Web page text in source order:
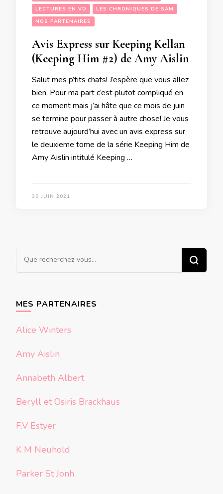
LECTURES EN VO
LES CHRONIQUES DE SAM
NOS PARTENAIRES
Avis Express sur Keeping Kellan
(Keeping Him #2) de Amy Aislin
Salut mes p’tits chats! J’espère que vous allez
bien. Pour ma part c’est plutot compliqué en
ce moment mais j’ai hâte que ce mois de juin
se termine pour passer à autre chose! Je vous
retrouve aujourd’hui avec un avis express sur
le deuxieme tome de la série Keeping Him de
Amy Aislin intitulé Keeping …
30 JUIN 2021
Vous
MES PARTENAIRES
Alice Winters
Amy Aislin
Annabeth Albert
Beryll et Osiris Brackhaus
F.V Estyer
K M Neuhold
Parker St Jonh